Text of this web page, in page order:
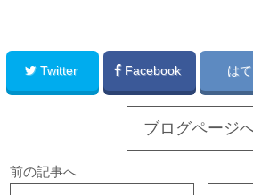
Twitter Facebook は
ブログページ
前の記事へ